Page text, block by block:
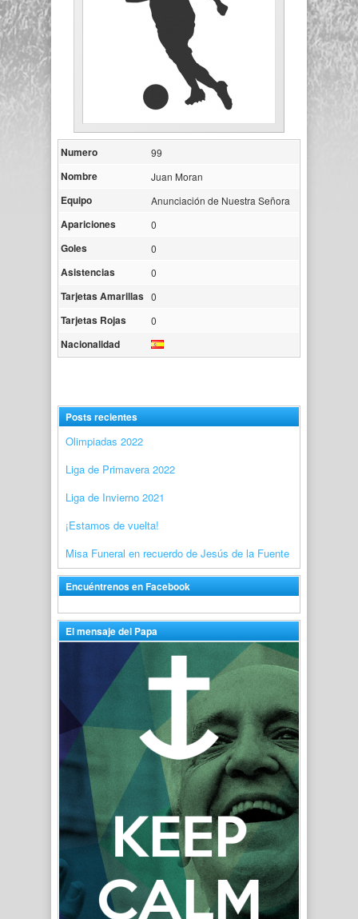
Numero 99
Nombre Juan Moran
Equipo Anunciación de Nuestra Señora
Apariciones 0
Goles 0
Asistencias 0
Tarjetas Amarillas 0
Tarjetas Rojas 0
Nacionalidad
Posts recientes
Olimpiadas 2022
Liga de Primavera 2022
Liga de Invierno 2021
¡Estamos de vuelta!
Misa Funeral en recuerdo de Jesús de la Fuente
Encuéntrenos en Facebook
El mensaje del Papa